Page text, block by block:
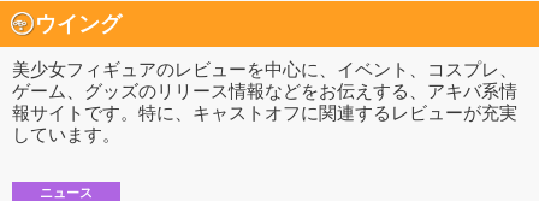
ウイング
美少女フィギュアのレビューを中心に、イベント、コスプレ、
ゲーム、グッズのリリース情報などをお伝えする、アキバ系情
報サイトです。特に、キャストオフに関連するレビューが充実
しています。
ニュース